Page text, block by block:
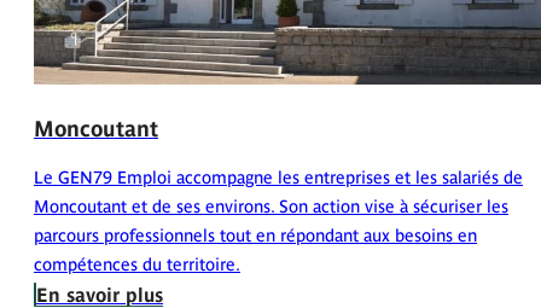
Moncoutant
Le GEN79 Emploi accompagne les entreprises et les salariés de
Moncoutant et de ses environs. Son action vise à sécuriser les
parcours professionnels tout en répondant aux besoins en
compétences du territoire.
En savoir plus